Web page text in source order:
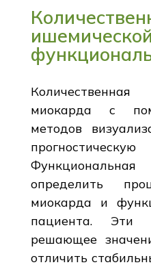
миокарда с
методов
определить
миокарда и
пациента. Эти
решающее
отличить